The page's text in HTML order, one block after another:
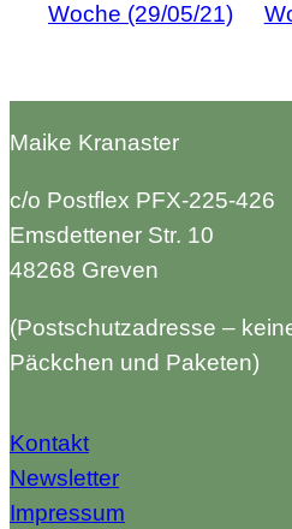
Woche (29/05/21)
Maike Kranaster
c/o Postflex PFX-225-426
Emsdettener Str. 10
48268 Greven
(Postschutzadresse –
Päckchen und Paketen)
Kontakt
Newsletter
Impressum